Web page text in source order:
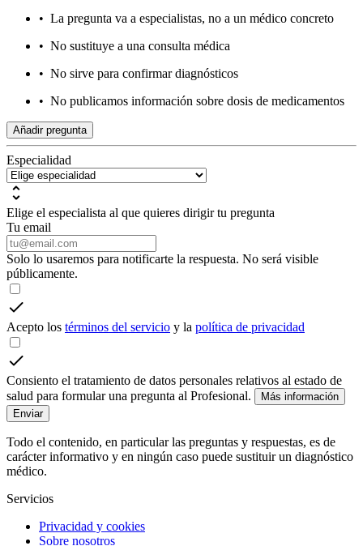
• La pregunta va a especialistas, no a un médico concreto
• No sustituye a una consulta médica
• No sirve para confirmar diagnósticos
• No publicamos información sobre dosis de medicamentos
Añadir pregunta
Especialidad
Elige el especialista al que quieres dirigir tu pregunta
Tu email
Solo lo usaremos para notificarte la respuesta. No será visible
públicamente.
Acepto los términos del servicio y la política de privacidad
Consiento el tratamiento de datos personales relativos al estado de
salud para formular una pregunta al Profesional.
Más información
Enviar
Todo el contenido, en particular las preguntas y respuestas, es de
carácter informativo y en ningún caso puede sustituir un diagnóstico
médico.
Servicios
Privacidad y cookies
Sobre nosotros